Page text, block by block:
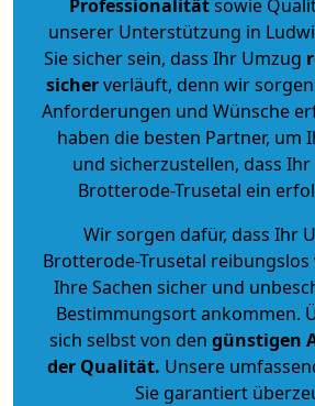
Professionalitätsowie
unserer Unterstützung in
Sie sicher sein, dass Ihr Umzug
sicherverläuft, denn wir
Anforderungen und Wünsche
haben die besten Partner, um
und sicherzustellen, dass
Brotterode-Trusetal ein
Wir sorgen dafür, dass Ihr
Brotterode-Trusetal
Ihre Sachen sicher und
Bestimmungsort ankommen.
sich selbst von den günstigen
der Qualität. Unsere
Sie garantiert